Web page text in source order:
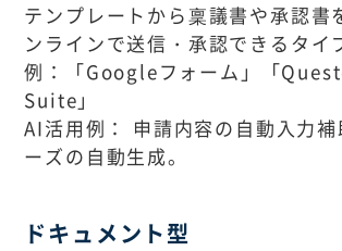
テンプレートから稟議書や承認書
ンラインで送信・承認できるタイ
例：「Googleフォーム」「
Suite」
AI活用例： 申請内容の自動入力
ーズの自動生成。
ドキュメント型